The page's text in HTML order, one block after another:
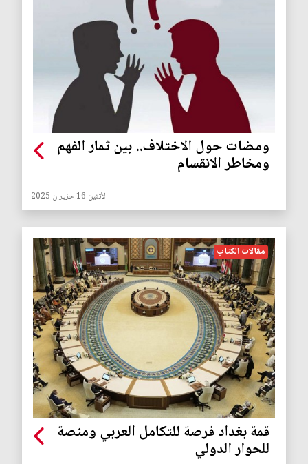
ومضات حول الاختلاف.. بين ثمار الفهم
ومخاطر الانقسام
الأثنين 16 حزيران 2025
مقالات الكتاب
قمة بغداد فرصة للتكامل العربي ومنصة
للحوار الدولي